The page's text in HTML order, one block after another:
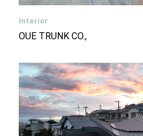
Interior
OUE TRUNK CO.,